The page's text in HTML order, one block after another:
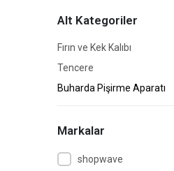
Alt Kategoriler
Fırın ve Kek Kalıbı
Tencere
Buharda Pişirme Aparatı
Markalar
shopwave